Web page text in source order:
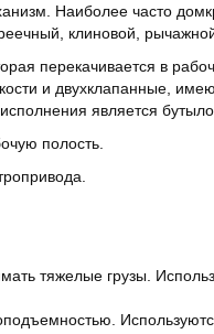
Наиболее часто
клиновой,
перекачивается в
и двухклапанные,
является
полость.
тяжелые грузы.